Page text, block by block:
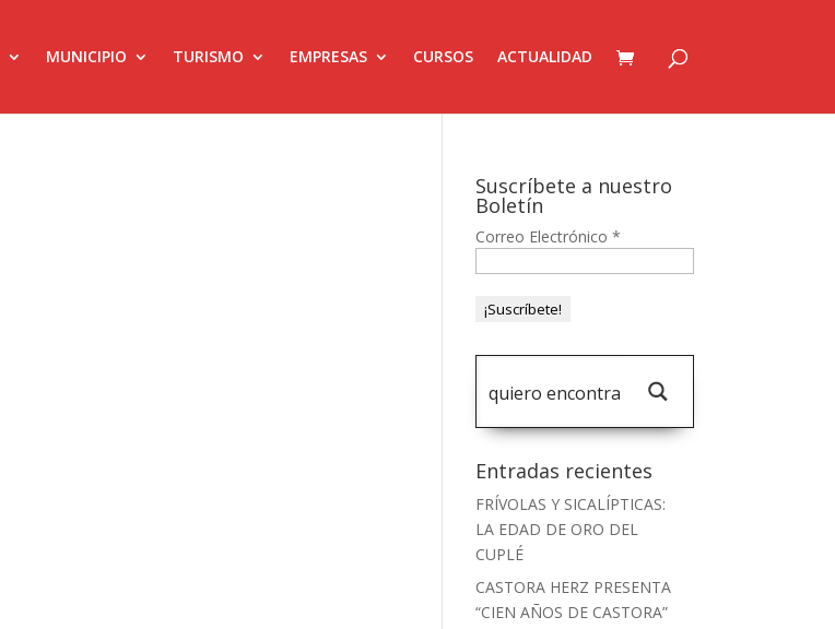
MUNICIPIO TURISMO EMPRESAS CURSOS ACTUALIDAD
Suscríbete a nuestro
Boletín
Correo Electrónico*
Entradas recientes
FRÍVOLAS Y SICALÍPTICAS:
LA EDAD DE ORO DEL
CUPLÉ
CASTORA HERZ PRESENTA
“CIEN AÑOS DE CASTORA”